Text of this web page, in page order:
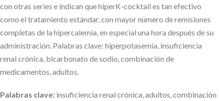
con otras series e indican que hiperK-cocktail es tan efectivo
como el tratamiento estándar, con mayor número de remisiones
completas de la hipercalemia, en especial una hora después de su
administración. Palabras clave: hiperpotasemia, insuficiencia
renal crónica, bicarbonato de sodio, combinación de
medicamentos, adultos.
Palabras clave: insuficiencia renal crónica, adultos, combinación